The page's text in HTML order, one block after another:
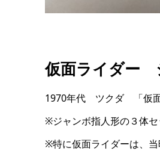
仮面ライダー
1970年代 ツクダ 「仮面
※ジャンボ指人形の３体
※特に仮面ライダーは、